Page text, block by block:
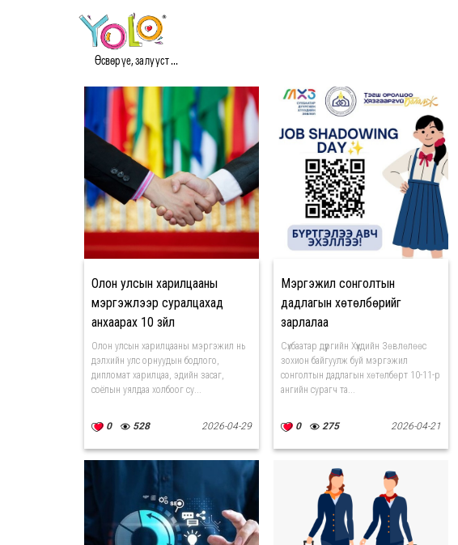
Өсвөр үе, залууст ...#МЭРГЭЖИЛ СОНГОЛТ МЭДЭЭ
Олон улсын харилцааны
мэргэжлээр суралцахад
анхаарах 10 зүйл
Олон улсын харилцааны мэргэжил нь
дэлхийн улс орнуудын бодлого,
дипломат харилцаа, эдийн засаг,
соёлын уялдаа холбоог су...
0 528 2026-04-29
Мэргэжил сонголтын
дадлагын хөтөлбөрийг
зарлалаа
Сүхбаатар дүүргийн Хүүхдийн Зөвлөлөөс
зохион байгуулж буй мэргэжил
сонголтын дадлагын хөтөлбөрт 10-11-р
ангийн сурагч та...
0 275 2026-04-21